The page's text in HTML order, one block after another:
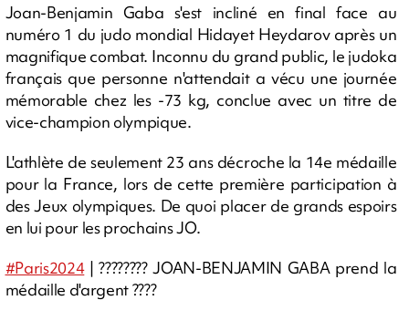
Joan-Benjamin Gaba s'est incliné en final face au
numéro 1 du judo mondial Hidayet Heydarov après un
magnifique combat. Inconnu du grand public, le judoka
français que personne n'attendait a vécu une journée
mémorable chez les -73 kg, conclue avec un titre de
vice-champion olympique.
L'athlète de seulement 23 ans décroche la 14e médaille
pour la France, lors de cette première participation à
des Jeux olympiques. De quoi placer de grands espoirs
en lui pour les prochains JO.
#Paris2024| ???????? JOAN-BENJAMIN GABA prend la
médaille d'argent ????